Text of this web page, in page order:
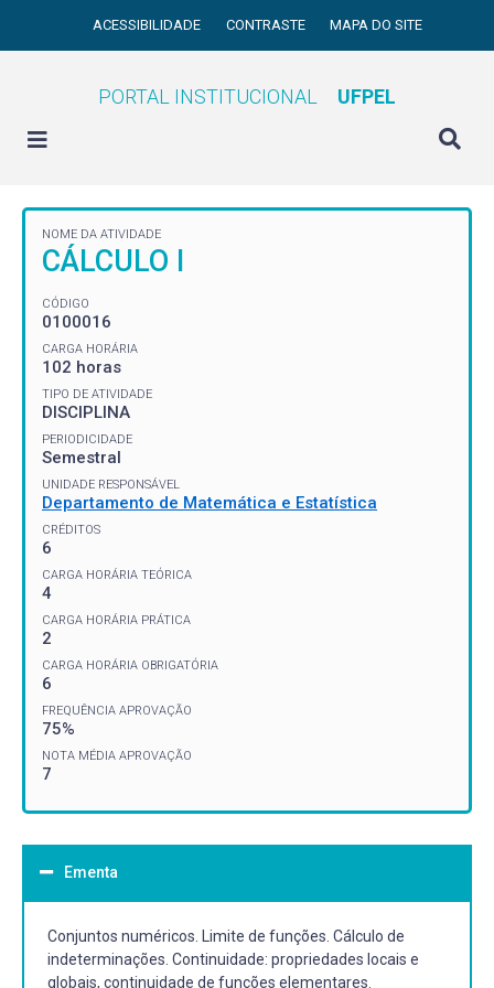
ACESSIBILIDADE CONTRASTE MAPA DO SITE
PORTAL INSTITUCIONAL UFPEL
NOME DA ATIVIDADE
CÁLCULO I
CÓDIGO
0100016
CARGA HORÁRIA
102 horas
TIPO DE ATIVIDADE
DISCIPLINA
PERIODICIDADE
Semestral
UNIDADE RESPONSÁVEL
Departamento de Matemática e Estatística
CRÉDITOS
6
CARGA HORÁRIA TEÓRICA
4
CARGA HORÁRIA PRÁTICA
2
CARGA HORÁRIA OBRIGATÓRIA
6
FREQUÊNCIA APROVAÇÃO
75%
NOTA MÉDIA APROVAÇÃO
7
Ementa
Conjuntos numéricos. Limite de funções. Cálculo de
indeterminações. Continuidade: propriedades locais e
globais, continuidade de funções elementares.